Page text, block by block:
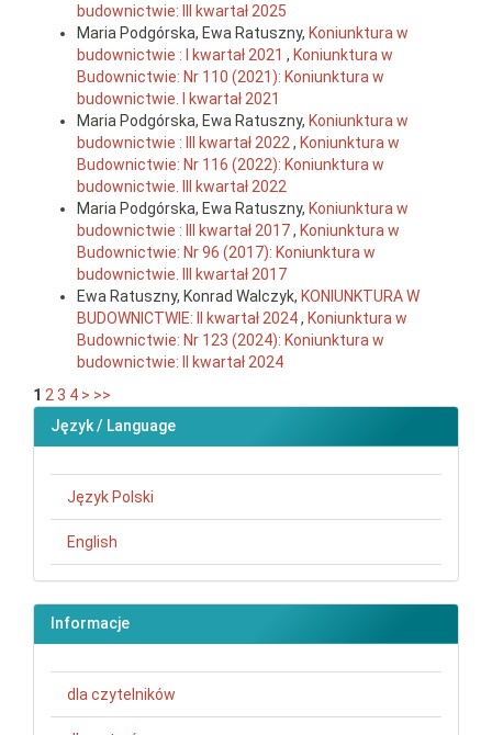
budownictwie: III kwartał 2025
Maria Podgórska, Ewa Ratuszny, Koniunktura w
budownictwie : I kwartał 2021 , Koniunktura w
Budownictwie: Nr 110 (2021): Koniunktura w
budownictwie. I kwartał 2021
Maria Podgórska, Ewa Ratuszny, Koniunktura w
budownictwie : III kwartał 2022 , Koniunktura w
Budownictwie: Nr 116 (2022): Koniunktura w
budownictwie. III kwartał 2022
Maria Podgórska, Ewa Ratuszny, Koniunktura w
budownictwie : III kwartał 2017, Koniunktura w
Budownictwie: Nr 96 (2017): Koniunktura w
budownictwie. III kwartał 2017
Ewa Ratuszny, Konrad Walczyk, KONIUNKTURA W
BUDOWNICTWIE: II kwartał 2024, Koniunktura w
Budownictwie: Nr 123 (2024): Koniunktura w
budownictwie: II kwartał 2024
1 2 3 4 > >>
Język / Language
Język Polski
English
Informacje
dla czytelników